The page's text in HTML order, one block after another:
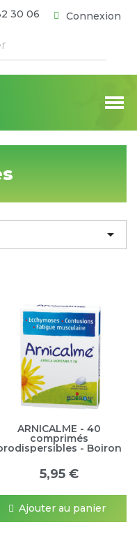
30 06 Connexion

ARNICALME - 40
comprimés
- Boiron
5,95 €
Ajouter au panier